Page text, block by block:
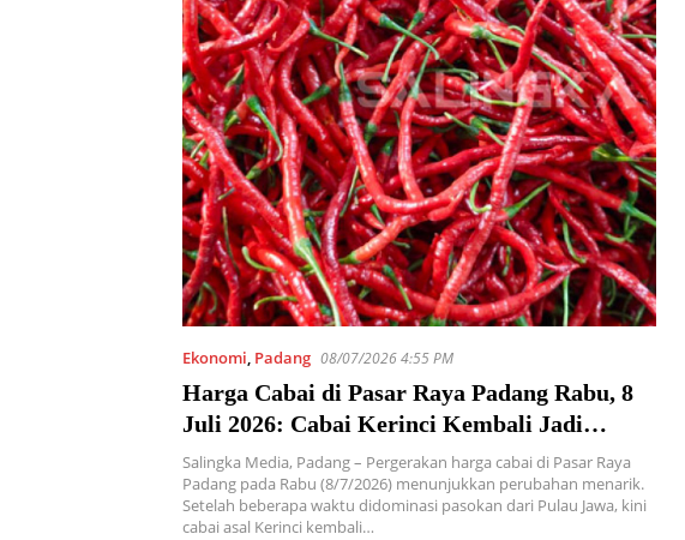
Ekonomi, Padang 08/07/2026 4:55 PM
Harga Cabai di Pasar Raya Padang Rabu, 8
Juli 2026: Cabai Kerinci Kembali Jadi
Primadona, Murah dan Pedas Disukai
Konsumen
Salingka Media, Padang – Pergerakan harga cabai di Pasar Raya
Padang pada Rabu (8/7/2026) menunjukkan perubahan menarik.
Setelah beberapa waktu didominasi pasokan dari Pulau Jawa, kini
cabai asal Kerinci kembali…